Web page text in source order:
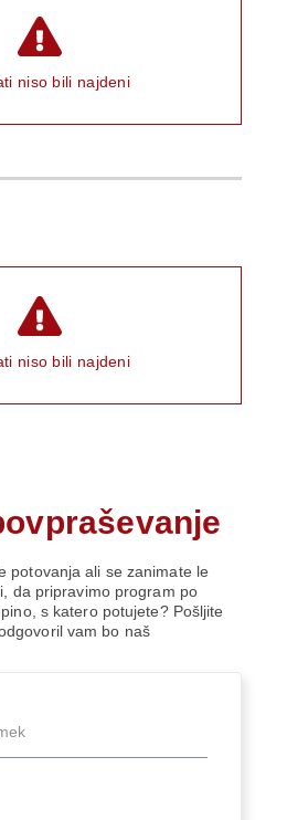
niso bili najdeni
niso bili najdeni
potovanja ali se zanimate le
da pripravimo program po
s katero potujete? Pošljite
vam bo naš